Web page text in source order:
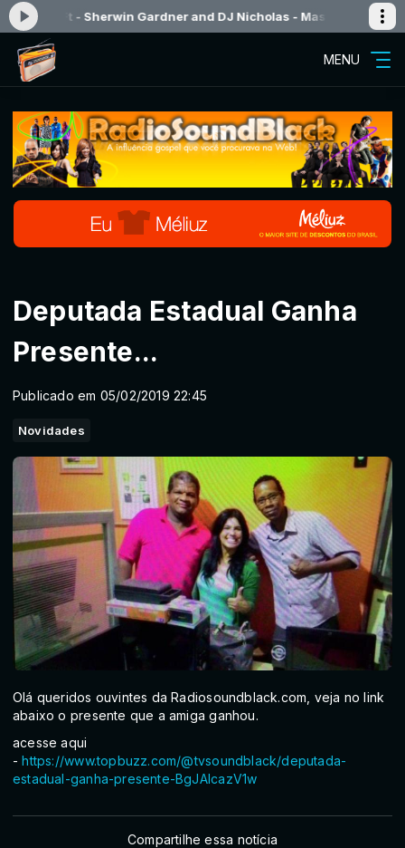
Gardner and DJ Nicholas - Masterpieces - Radiosoundblack
MENU
Deputada Estadual Ganha
Presente...
Publicado em 05/02/2019 22:45
Novidades
Olá queridos ouvintes da Radiosoundblack.com, veja no link
abaixo o presente que a amiga ganhou.
acesse aqui
-https://www.topbuzz.com/@tvsoundblack/deputada-
estadual-ganha-presente-BgJAIcazV1w
Compartilhe essa notícia